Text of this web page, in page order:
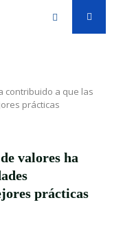
contribuido a que las
prácticas
valores ha
prácticas